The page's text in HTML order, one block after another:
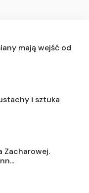
mają wejść od
i sztuka
Zacharowej.